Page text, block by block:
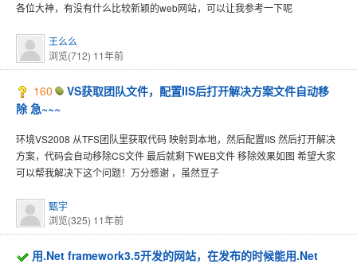
各位大神，有没有什么比较新颖的web网站，可以让我参考一下呢
王么么
浏览(712) 11年前
160
VS获取团队文件，配置IIS后打开解决方案文件自动移
除 急~~~
环境VS2008 从TFS团队里获取代码 映射到本地，然后配置IIS 然后打开解决
方案，代码会自动移除CS文件 最后就剩下WEB文件 移除效果如图 希望大家
可以帮我解决下这个问题！万分感谢 ，虽然豆子
甄宇
浏览(325) 11年前
用.Net framework3.5开发的网站，在发布的时候能用.Net